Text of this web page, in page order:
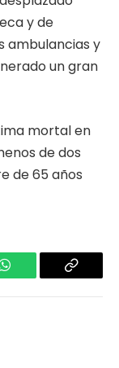
y de
ambulancias y
un gran
mortal en
de dos
de 65 años
WhatsApp Copy